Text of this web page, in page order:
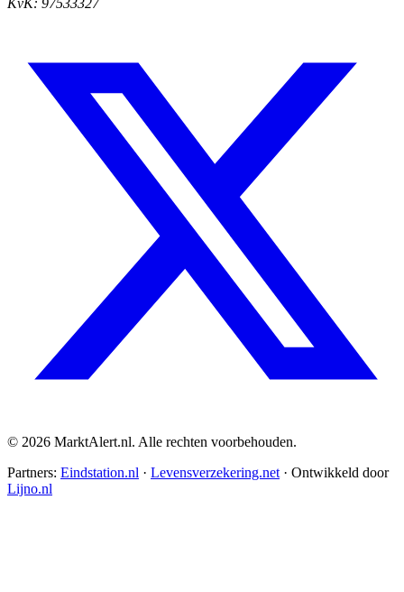
KvK: 97533327
© 2026 MarktAlert.nl. Alle rechten voorbehouden.
Partners: Eindstation.nl · Levensverzekering.net · Ontwikkeld door
Lijno.nl